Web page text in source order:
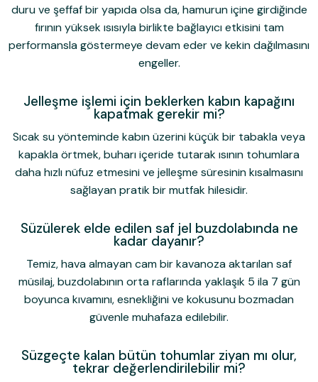
duru ve şeffaf bir yapıda olsa da, hamurun içine girdiğinde
fırının yüksek ısısıyla birlikte bağlayıcı etkisini tam
performansla göstermeye devam eder ve kekin dağılmasını
engeller.
Jelleşme işlemi için beklerken kabın kapağını
kapatmak gerekir mi?
Sıcak su yönteminde kabın üzerini küçük bir tabakla veya
kapakla örtmek, buharı içeride tutarak ısının tohumlara
daha hızlı nüfuz etmesini ve jelleşme süresinin kısalmasını
sağlayan pratik bir mutfak hilesidir.
Süzülerek elde edilen saf jel buzdolabında ne
kadar dayanır?
Temiz, hava almayan cam bir kavanoza aktarılan saf
müsilaj, buzdolabının orta raflarında yaklaşık 5 ila 7 gün
boyunca kıvamını, esnekliğini ve kokusunu bozmadan
güvenle muhafaza edilebilir.
Süzgeçte kalan bütün tohumlar ziyan mı olur,
tekrar değerlendirilebilir mi?